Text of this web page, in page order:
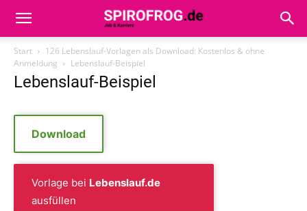
Start
126 Lebenslauf-Vorlagen als Download: Kostenlos & ohne
Anmeldung
Lebenslauf-Beispiel
Lebenslauf-Beispiel
Download
Vorlage bei Lebenslauf.de
ausfüllen